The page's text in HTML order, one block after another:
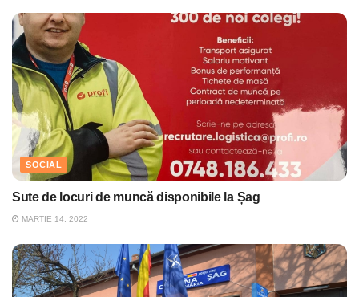
SOCIAL
Sute de locuri de muncă disponibile la Șag
MARTIE 14, 2022